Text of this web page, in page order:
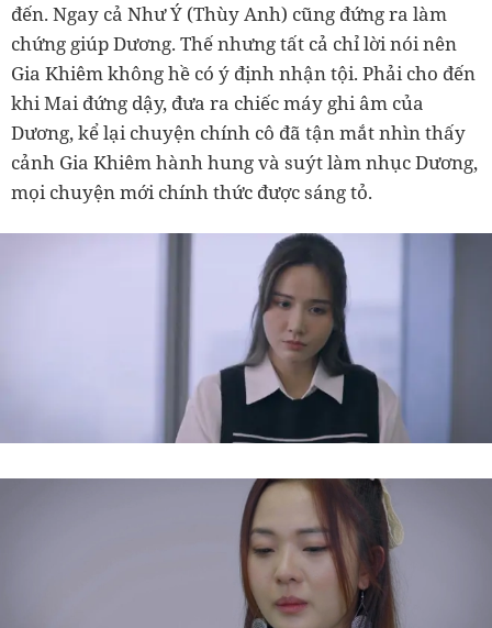
đến. Ngay cả Như Ý (Thùy Anh) cũng đứng ra làm
chứng giúp Dương. Thế nhưng tất cả chỉ lời nói nên
Gia Khiêm không hề có ý định nhận tội. Phải cho đến
khi Mai đứng dậy, đưa ra chiếc máy ghi âm của
Dương, kể lại chuyện chính cô đã tận mắt nhìn thấy
cảnh Gia Khiêm hành hung và suýt làm nhục Dương,
mọi chuyện mới chính thức được sáng tỏ.